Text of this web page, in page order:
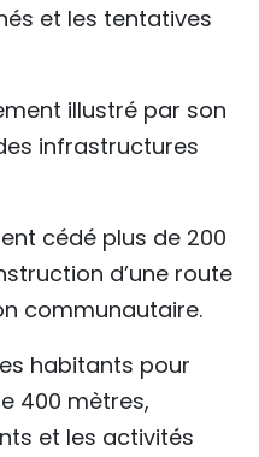
et les tentatives
illustré par son
infrastructures
cédé plus de 200
d’une route
communautaire.
habitants pour
400 mètres,
et les activités